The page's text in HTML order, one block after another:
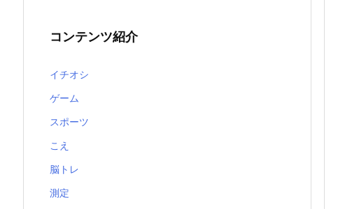
コンテンツ紹介
イチオシ
ゲーム
スポーツ
こえ
脳トレ
測定